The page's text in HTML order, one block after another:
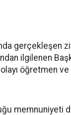
gerçekleşen
ilgilenen
öğretmen
memnuniyeti